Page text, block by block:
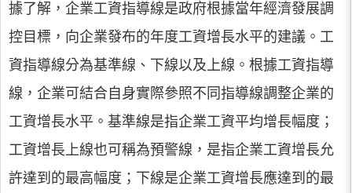
據了解，企業工資指導線是政府根據當年經濟發展調
控目標，向企業發布的年度工資增長水平的建議。工
資指導線分為基準線、下線以及上線。根據工資指導
線，企業可結合自身實際參照不同指導線調整企業的
工資增長水平。基準線是指企業工資平均增長幅度；
工資增長上線也可稱為預警線，是指企業工資增長允
許達到的最高幅度；下線是企業工資增長應達到的最